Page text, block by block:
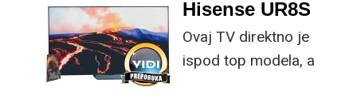
specifikacije, no
istovremeno
implementirao
Hisense UR8S
Ovaj TV direktno je
ispod top modela, a